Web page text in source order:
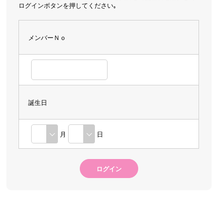
ログインボタンを押してください｡
メンバーＮｏ
誕生日
月 日